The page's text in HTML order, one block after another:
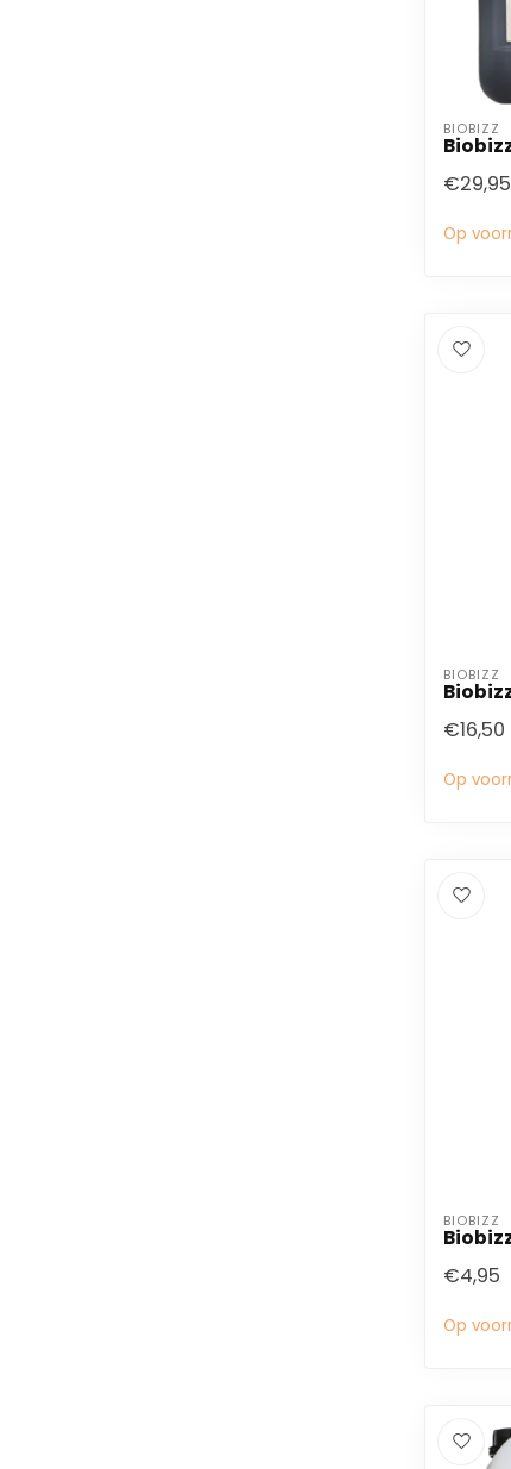
BIOBIZZ
€29,95
Op
BIOBIZZ
€16,50
Op
BIOBIZZ
€4,95
Op